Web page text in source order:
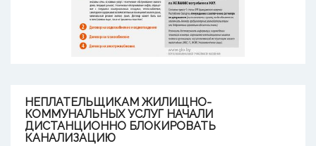
НЕПЛАТЕЛЬЩИКАМ ЖИЛИЩНО-
КОММУНАЛЬНЫХ УСЛУГ НАЧАЛИ
ДИСТАНЦИОННО БЛОКИРОВАТЬ
КАНАЛИЗАЦИЮ